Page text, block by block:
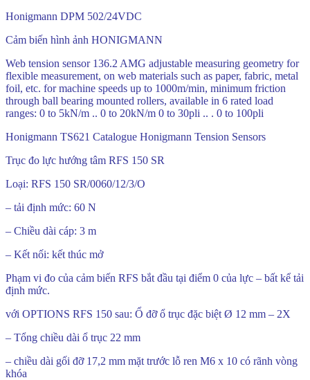
Honigmann DPM 502/24VDC
Cảm biến hình ảnh HONIGMANN
Web tension sensor 136.2 AMG adjustable measuring geometry for
flexible measurement, on web materials such as paper, fabric, metal
foil, etc. for machine speeds up to 1000m/min, minimum friction
through ball bearing mounted rollers, available in 6 rated load
ranges: 0 to 5kN/m .. 0 to 20kN/m 0 to 30pli .. . 0 to 100pli
Honigmann TS621 Catalogue Honigmann Tension Sensors
Trục đo lực hướng tâm RFS 150 SR
Loại: RFS 150 SR/0060/12/3/O
– tải định mức: 60 N
– Chiều dài cáp: 3 m
– Kết nối: kết thúc mở
Phạm vi đo của cảm biến RFS bắt đầu tại điểm 0 của lực – bất kể tải
định mức.
với OPTIONS RFS 150 sau: Ổ đỡ ổ trục đặc biệt Ø 12 mm – 2X
– Tổng chiều dài ổ trục 22 mm
– chiều dài gối đỡ 17,2 mm mặt trước lỗ ren M6 x 10 có rãnh vòng
khóa